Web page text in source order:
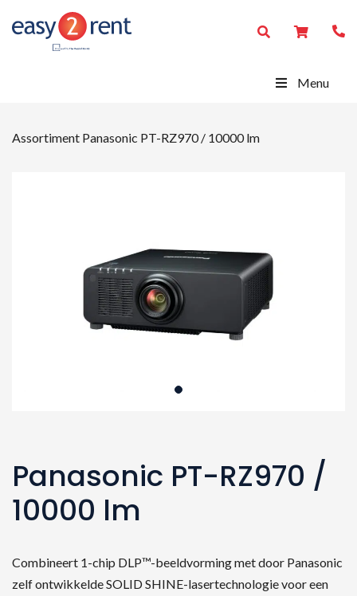
Menu
Assortiment Panasonic PT-RZ970 / 10000 lm
Panasonic PT-RZ970 /
10000 lm
Combineert 1-chip DLP™-beeldvorming met door Panasonic
zelf ontwikkelde SOLID SHINE-lasertechnologie voor een